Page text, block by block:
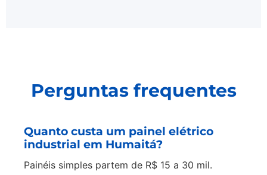
Perguntas frequentes
Quanto custa um painel elétrico
industrial em Humaitá?
Painéis simples partem de R$ 15 a 30 mil.